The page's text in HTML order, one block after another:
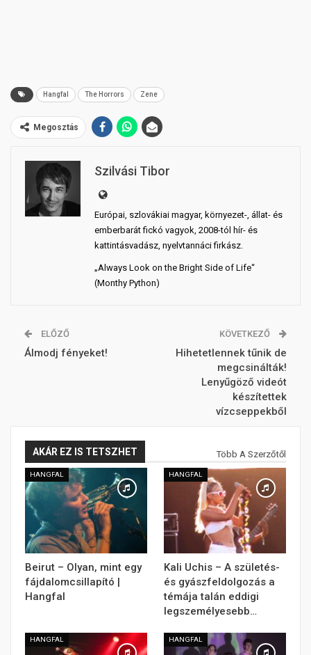
Hangfal The Horrors Zene
Megosztás
Szilvási Tibor
Európai, szlovákiai magyar, környezet-, állat- és
emberbarát fickó vagyok, 2008-tól hír- és
kattintásvadász, nyelvtannáci firkász.
„Always Look on the Bright Side of Life“
(Monthy Python)
ELŐZŐ
Álmodj fényeket!
KÖVETKEZŐ
Hihetetlennek tűnik de
megcsinálták!
Lenyűgöző videót
készítettek
vízcseppekből
AKÁR EZ IS TETSZHET Több A Szerzőtől
HANGFAL
Beirut – Olyan, mint egy
fájdalomcsillapító |
Hangfal
HANGFAL
Kali Uchis – A születés-
és gyászfeldolgozás a
témája talán eddigi
legszemélyesebb…
HANGFAL HANGFAL